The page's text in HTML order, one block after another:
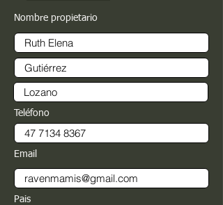
Nombre propietario
Teléfono
Email
Pais